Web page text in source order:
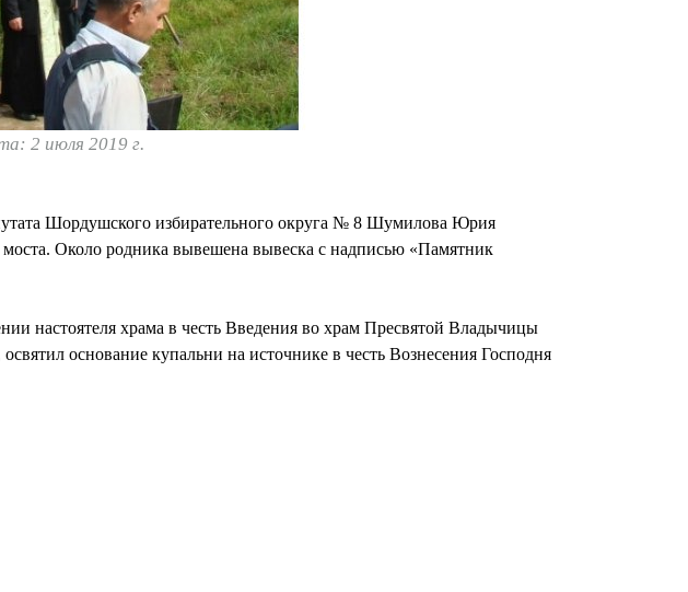
2 июля 2019 г.
Шордушского избирательного округа № 8 Шумилова Юрия
Около родника вывешена вывеска с надписью «Памятник
настоятеля храма в честь Введения во храм Пресвятой Владычицы
основание купальни на источнике в честь Вознесения Господня